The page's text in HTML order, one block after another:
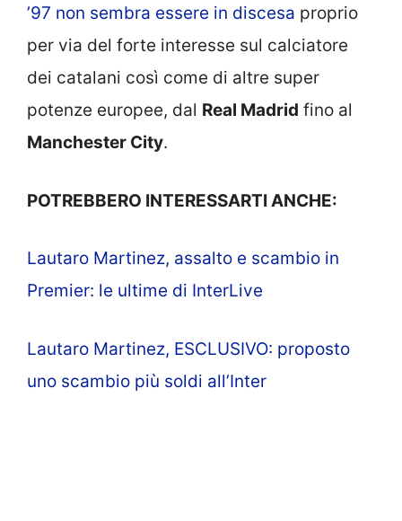
’97 non sembra essere in discesa proprio
per via del forte interesse sul calciatore
dei catalani così come di altre super
potenze europee, dal Real Madrid fino al
Manchester City.
POTREBBERO INTERESSARTI ANCHE:
Lautaro Martinez, assalto e scambio in
Premier: le ultime di InterLive
Lautaro Martinez, ESCLUSIVO: proposto
uno scambio più soldi all’Inter